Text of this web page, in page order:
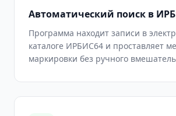
Автоматический поиск в
Программа находит записи в
каталоге ИРБИС64 и проставляет
маркировки без ручного